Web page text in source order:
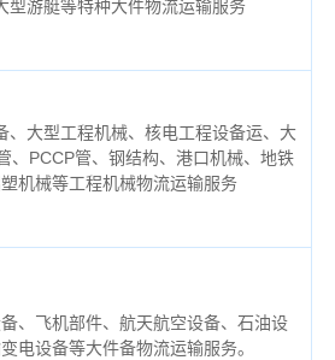
型游艇等特种大件物流运输服务
、大型工程机械、核电工程设备运、大
、PCCP管、钢结构、港口机械、地铁
机械等工程机械物流运输服务
、飞机部件、航天航空设备、石油设
电设备等大件备物流运输服务。